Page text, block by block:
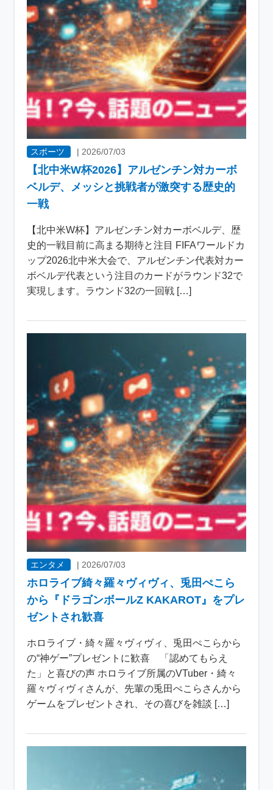
スポーツ | 2026/07/03
【北中米W杯2026】アルゼンチン対カーボ
ベルデ、メッシと挑戦者が激突する歴史的
一戦
【北中米W杯】アルゼンチン対カーボベルデ、歴
史的一戦目前に高まる期待と注目 FIFAワールドカ
ップ2026北中米大会で、アルゼンチン代表対カー
ボベルデ代表という注目のカードがラウンド32で
実現します。ラウンド32の一回戦 […]
エンタメ | 2026/07/03
ホロライブ綺々羅々ヴィヴィ、兎田ぺこら
から『ドラゴンボールZ KAKAROT』をプレ
ゼントされ歓喜
ホロライブ・綺々羅々ヴィヴィ、兎田ぺこらから
の“神ゲー”プレゼントに歓喜 「認めてもらえ
た」と喜びの声 ホロライブ所属のVTuber・綺々
羅々ヴィヴィさんが、先輩の兎田ぺこらさんから
ゲームをプレゼントされ、その喜びを雑談 […]